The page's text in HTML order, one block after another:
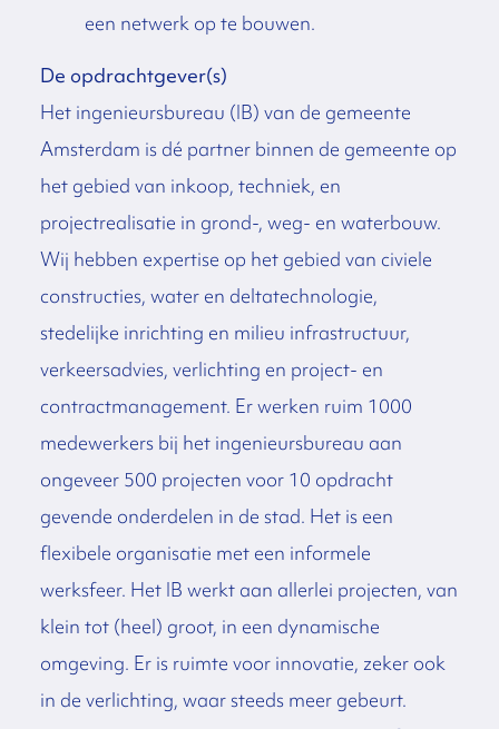
een netwerk op te bouwen.
De opdrachtgever(s)
Het ingenieursbureau (IB) van de gemeente
Amsterdam is dé partner binnen de gemeente op
het gebied van inkoop, techniek, en
projectrealisatie in grond-, weg- en waterbouw.
Wij hebben expertise op het gebied van civiele
constructies, water en deltatechnologie,
stedelijke inrichting en milieu infrastructuur,
verkeersadvies, verlichting en project- en
contractmanagement. Er werken ruim 1000
medewerkers bij het ingenieursbureau aan
ongeveer 500 projecten voor 10 opdracht
gevende onderdelen in de stad. Het is een
flexibele organisatie met een informele
werksfeer. Het IB werkt aan allerlei projecten, van
klein tot (heel) groot, in een dynamische
omgeving. Er is ruimte voor innovatie, zeker ook
in de verlichting, waar steeds meer gebeurt.